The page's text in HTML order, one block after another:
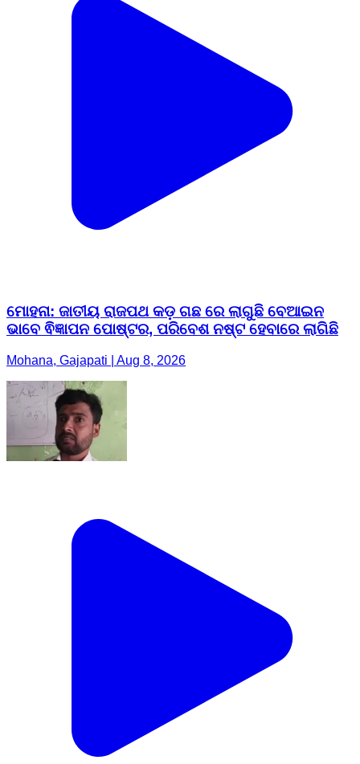
ମୋହନା: ଜାତୀୟ ରାଜପଥ କଡ଼ ଗଛ ରେ ଲାଗୁଛି ବେଆଇନ
ଭାବେ ଵିଜ୍ଞାପନ ପୋଷ୍ଟର, ପରିବେଶ ନଷ୍ଟ ହେବାରେ ଲାଗିଛି
Mohana, Gajapati | Aug 8, 2026